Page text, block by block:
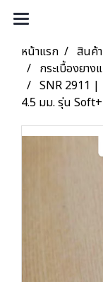
หน้าแรก สินค้
กระเบื้องยา
SNR 2911 |
4.5 มม. รุ่น Soft+